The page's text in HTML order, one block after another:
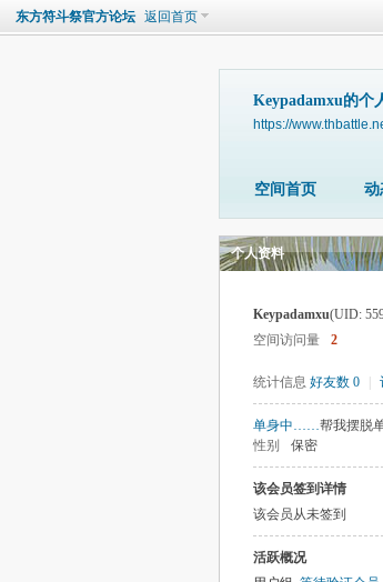
东方符斗祭官方论坛 返回首页
Keypadamxu的个
https://
空间首页 动
个人资料
Keypadamxu(UID:
空间访问量
2
统计信息 好友数 0
单身中……帮我摆脱
性别
保密
该会员签到详情
该会员从未签到
活跃概况